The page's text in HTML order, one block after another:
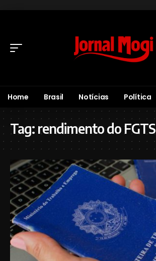
Home Brasil Notícias Política
Tag: rendimento do FGTS